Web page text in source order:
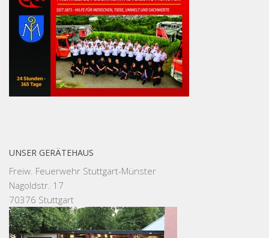
UNSER GERÄTEHAUS
Freiw. Feuerwehr Stuttgart-Münster
Nagoldstr. 17
70376 Stuttgart